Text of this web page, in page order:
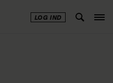
LOG IND